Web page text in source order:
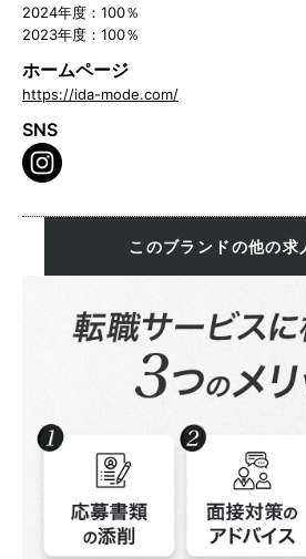
2024年度：100％
2023年度：100％
ホームページ
https://ida-mode.com/
SNS
このブランドの他の求